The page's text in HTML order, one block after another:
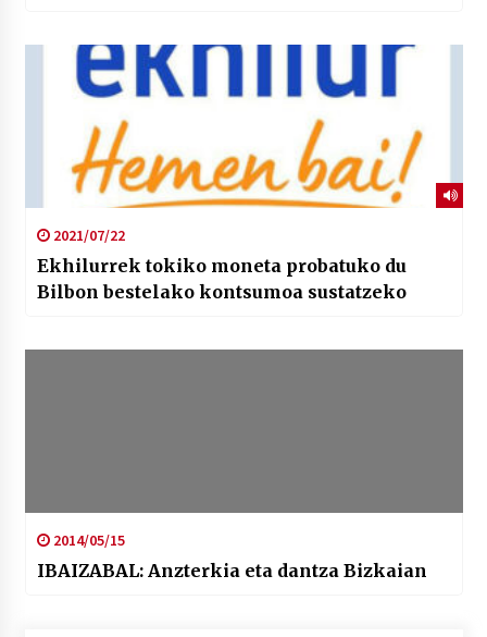
2021/07/22
Ekhilurrek tokiko moneta probatuko du
Bilbon bestelako kontsumoa sustatzeko
2014/05/15
IBAIZABAL: Anzterkia eta dantza Bizkaian